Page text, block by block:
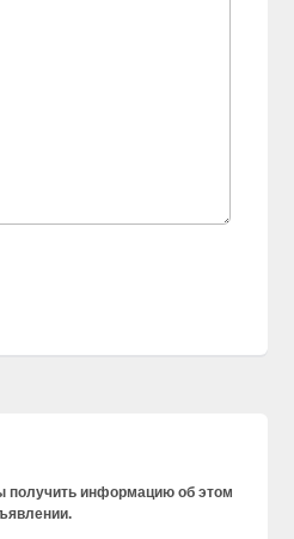
получить информацию об этом